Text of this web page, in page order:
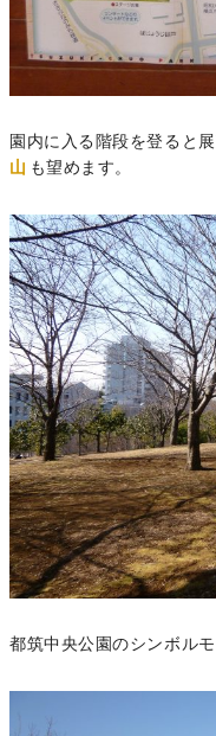
園内に入る階段を登ると
山 も望めます。
都筑中央公園のシンボル